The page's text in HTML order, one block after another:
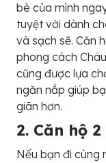
bè của mình
tuyệt vời dành
và sạch sẽ. Căn
phong cách
cũng được lựa
ngăn nắp giúp
giãn hơn.
2. Căn hộ
Nếu bạn đi cùng